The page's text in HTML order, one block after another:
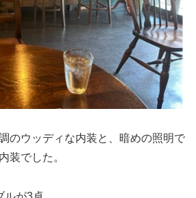
のウッディな内装と、暗めの照明で
装でした。